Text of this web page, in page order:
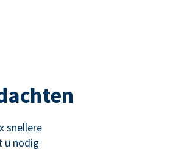
snellere
u nodig